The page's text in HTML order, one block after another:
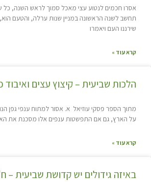
אסרו חכמים לנטוע עצי מאכל סמוך לראש השנה,
תחשב לשנה הראשונה במניין שנות ערלה, והטעם
שירננו העם ויאמרו
קרא עוד »
הלכות שביעית – קיצוץ עצים ואיבוד
מתוך הספר פסקי עוזיאל א. אסור למתוח ענפי גפן
על הארץ, גם אם התפשטות ענפים אלו מסכנת את
קרא עוד »
באיזה גידולים יש קדושת שביעית –